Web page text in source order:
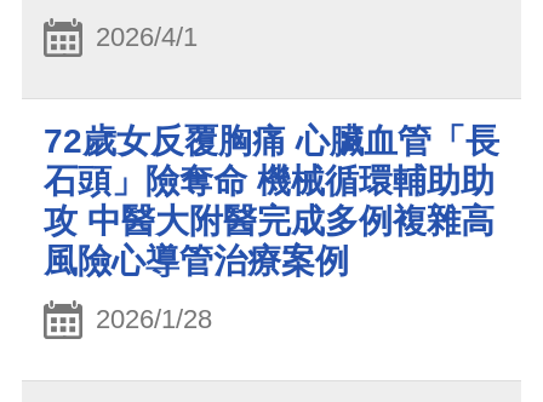
2026/4/1
72歲女反覆胸痛 心臟血管「長
石頭」險奪命 機械循環輔助助
攻 中醫大附醫完成多例複雜高
風險心導管治療案例
2026/1/28